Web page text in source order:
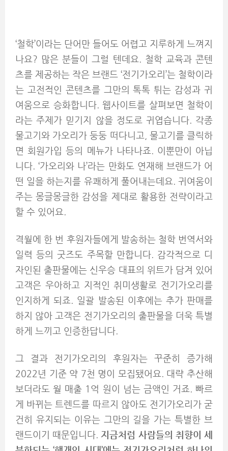
‘철학’이라는 단어만 들어도 어렵고 지루하게 느껴지
나요? 많은 분들이 그럴 텐데요. 철학 교육과 콘텐
츠를 제공하는 작은 브랜드 ‘전기가오리’는 철학이라
는 고전적인 콘텐츠를 그만의 톡톡 튀는 감성과 귀
여움으로 승화합니다. 웹사이트를 살펴보면 철학이
라는 주제가 믿기지 않을 정도로 귀엽습니다. 각종
물고기와 가오리가 둥둥 떠다니고, 물고기를 클릭하
면 회원가입 등의 메뉴가 나타나죠. 이뿐만이 아닙
니다. ‘가오리와 나’라는 만화도 연재해 브랜드가 어
떤 일을 하는지를 유쾌하게 풀어내는데요. 귀여움이
주는 몽글몽글한 감성을 제대로 활용한 전략이라고
할 수 있어요.
격월에 한 번 후원자들에게 발송하는 철학 번역서와
일력 등의 굿즈도 주목할 만합니다. 감각적으로 디
자인된 출판물에는 신우승 대표의 위트가 담겨 있어
고객은 우아하고 지적인 취미생활로 전기가오리를
인지하게 되죠. 일괄 발송된 이후에는 추가 판매를
하지 않아 고객은 전기가오리의 출판물을 더욱 특별
하게 느끼고 인증한답니다.
그 결과 전기가오리의 후원자는 꾸준히 증가해
2022년 기준 약 7천 명이 모집됐어요. 대략 추산해
보더라도 월 매출 1억 원이 넘는 금액인 거죠. 빠르
게 바뀌는 트렌드를 따르지 않아도 전기가오리가 굳
건히 유지되는 이유는 그만의 길을 가는 특별한 브
랜드이기 때문입니다. 지금처럼 사람들의 취향이 세